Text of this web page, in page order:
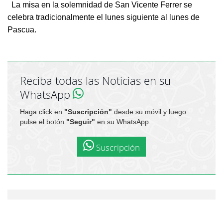
La misa en la solemnidad de San Vicente Ferrer se
celebra tradicionalmente el lunes siguiente al lunes de
Pascua.
Reciba todas las Noticias en su
WhatsApp
Haga click en "Suscripción" desde su móvil y luego
pulse el botón "Seguir" en su WhatsApp.
Suscripción